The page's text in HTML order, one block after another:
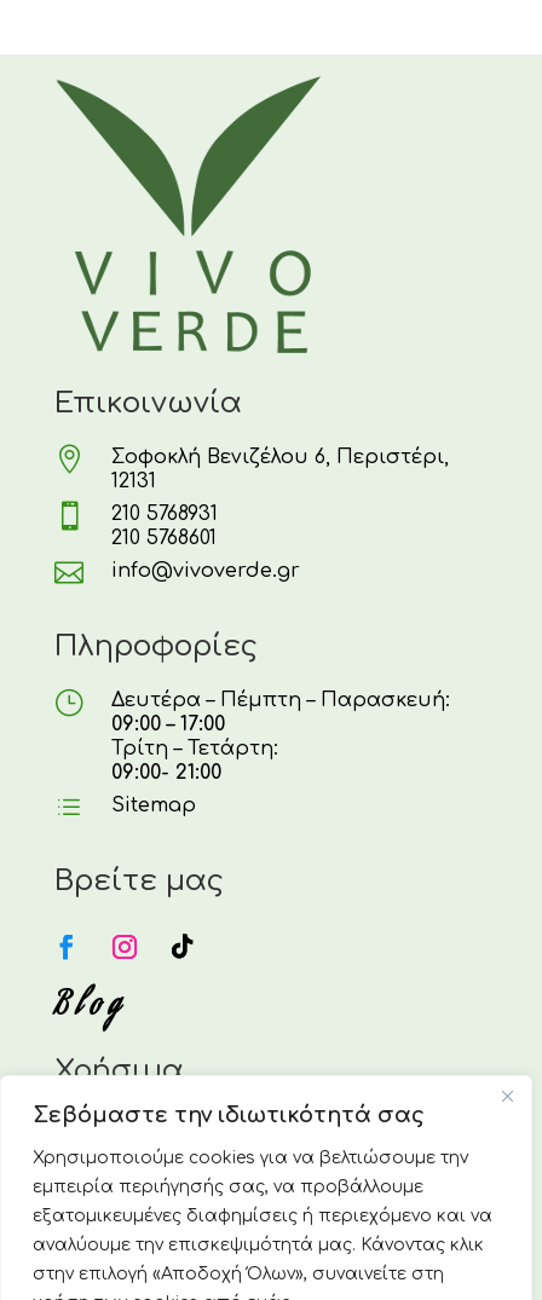
Σεβόμαστε την ιδιωτικότητά σας
Χρησιμοποιούμε cookies για να βελτιώσουμε την
εμπειρία περιήγησής σας, να προβάλλουμε
εξατομικευμένες διαφημίσεις ή περιεχόμενο και να
αναλύουμε την επισκεψιμότητά μας. Κάνοντας κλικ
στην επιλογή «Αποδοχή Όλων», συναινείτε στη
Επικοινωνία

Σοφοκλή Βενιζέλου 6, Περιστέρι,
12131

210 5768931
210 5768601
 info@vivoverde.gr
Πληροφορίες
}
Δευτέρα – Πέμπτη – Παρασκευή:
09:00 – 17:00
Τρίτη – Τετάρτη:
09:00- 21:00
d Sitemap
Βρείτε μας
Blog
Χρήσιμα
Η Εταιρεία
Επικοινωνία
Τρόποι Πληρωμής
Τρόποι Αποστολής
Πολιτική Επιστροφών & Ακυρώσεων
Πολιτική απορρήτου & Cookies